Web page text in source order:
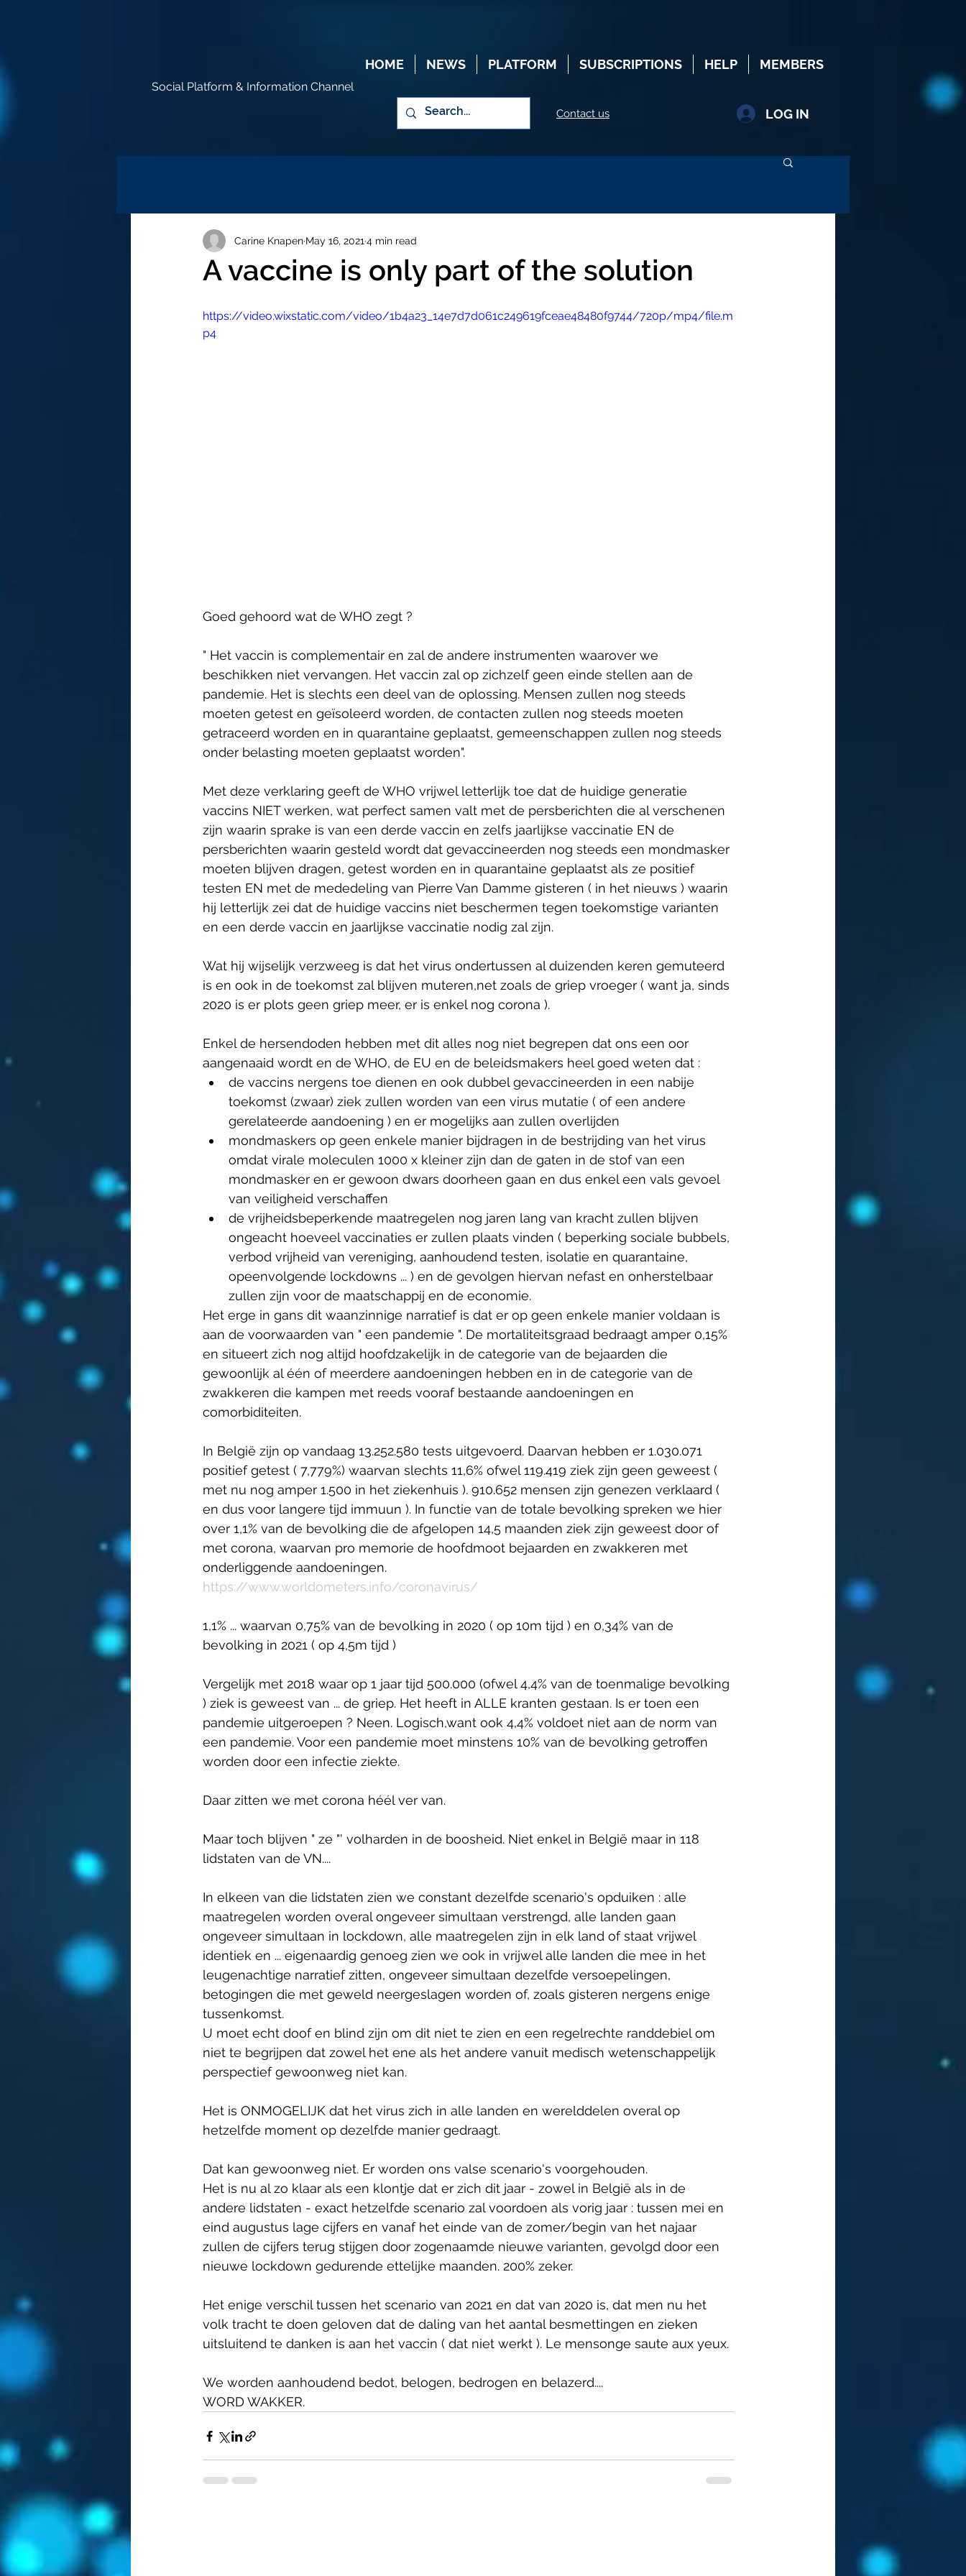
HOME NEWS PLATFORM SUBSCRIPTIONS HELP MEMBERS
Social Platform & Information Channel
Contact us LOG IN
A vaccine is only part of the solution
Carine Knapen May 16, 2021 4 min read
https://video.wixstatic.com/video/1b4a23_14e7d7d061c249619fceae48480f9744/720p/mp4/file.m
p4
Goed gehoord wat de WHO zegt ?
" Het vaccin is complementair en zal de andere instrumenten waarover we
beschikken niet vervangen. Het vaccin zal op zichzelf geen einde stellen aan de
pandemie. Het is slechts een deel van de oplossing. Mensen zullen nog steeds
moeten getest en geïsoleerd worden, de contacten zullen nog steeds moeten
getraceerd worden en in quarantaine geplaatst, gemeenschappen zullen nog steeds
onder belasting moeten geplaatst worden".
Met deze verklaring geeft de WHO vrijwel letterlijk toe dat de huidige generatie
vaccins NIET werken, wat perfect samen valt met de persberichten die al verschenen
zijn waarin sprake is van een derde vaccin en zelfs jaarlijkse vaccinatie EN de
persberichten waarin gesteld wordt dat gevaccineerden nog steeds een mondmasker
moeten blijven dragen, getest worden en in quarantaine geplaatst als ze positief
testen EN met de mededeling van Pierre Van Damme gisteren ( in het nieuws ) waarin
hij letterlijk zei dat de huidige vaccins niet beschermen tegen toekomstige varianten
en een derde vaccin en jaarlijkse vaccinatie nodig zal zijn.
Wat hij wijselijk verzweeg is dat het virus ondertussen al duizenden keren gemuteerd
is en ook in de toekomst zal blijven muteren,net zoals de griep vroeger ( want ja, sinds
2020 is er plots geen griep meer, er is enkel nog corona ).
Enkel de hersendoden hebben met dit alles nog niet begrepen dat ons een oor
aangenaaid wordt en de WHO, de EU en de beleidsmakers heel goed weten dat :
de vaccins nergens toe dienen en ook dubbel gevaccineerden in een nabije
toekomst (zwaar) ziek zullen worden van een virus mutatie ( of een andere
gerelateerde aandoening ) en er mogelijks aan zullen overlijden
mondmaskers op geen enkele manier bijdragen in de bestrijding van het virus
omdat virale moleculen 1000 x kleiner zijn dan de gaten in de stof van een
mondmasker en er gewoon dwars doorheen gaan en dus enkel een vals gevoel
van veiligheid verschaffen
de vrijheidsbeperkende maatregelen nog jaren lang van kracht zullen blijven
ongeacht hoeveel vaccinaties er zullen plaats vinden ( beperking sociale bubbels,
verbod vrijheid van vereniging, aanhoudend testen, isolatie en quarantaine,
opeenvolgende lockdowns ... ) en de gevolgen hiervan nefast en onherstelbaar
zullen zijn voor de maatschappij en de economie.
Het erge in gans dit waanzinnige narratief is dat er op geen enkele manier voldaan is
aan de voorwaarden van " een pandemie ". De mortaliteitsgraad bedraagt amper 0,15%
en situeert zich nog altijd hoofdzakelijk in de categorie van de bejaarden die
gewoonlijk al één of meerdere aandoeningen hebben en in de categorie van de
zwakkeren die kampen met reeds vooraf bestaande aandoeningen en
comorbiditeiten.
In België zijn op vandaag 13.252.580 tests uitgevoerd. Daarvan hebben er 1.030.071
positief getest ( 7,779%) waarvan slechts 11,6% ofwel 119.419 ziek zijn geen geweest (
met nu nog amper 1.500 in het ziekenhuis ). 910.652 mensen zijn genezen verklaard (
en dus voor langere tijd immuun ). In functie van de totale bevolking spreken we hier
over 1,1% van de bevolking die de afgelopen 14,5 maanden ziek zijn geweest door of
met corona, waarvan pro memorie de hoofdmoot bejaarden en zwakkeren met
onderliggende aandoeningen.
https://www.worldometers.info/coronavirus/
1,1% ... waarvan 0,75% van de bevolking in 2020 ( op 10m tijd ) en 0,34% van de
bevolking in 2021 ( op 4,5m tijd )
Vergelijk met 2018 waar op 1 jaar tijd 500.000 (ofwel 4,4% van de toenmalige bevolking
) ziek is geweest van ... de griep. Het heeft in ALLE kranten gestaan. Is er toen een
pandemie uitgeroepen ? Neen. Logisch,want ook 4,4% voldoet niet aan de norm van
een pandemie. Voor een pandemie moet minstens 10% van de bevolking getroffen
worden door een infectie ziekte.
Daar zitten we met corona héél ver van.
Maar toch blijven " ze "' volharden in de boosheid. Niet enkel in België maar in 118
lidstaten van de VN....
In elkeen van die lidstaten zien we constant dezelfde scenario's opduiken : alle
maatregelen worden overal ongeveer simultaan verstrengd, alle landen gaan
ongeveer simultaan in lockdown, alle maatregelen zijn in elk land of staat vrijwel
identiek en ... eigenaardig genoeg zien we ook in vrijwel alle landen die mee in het
leugenachtige narratief zitten, ongeveer simultaan dezelfde versoepelingen,
betogingen die met geweld neergeslagen worden of, zoals gisteren nergens enige
tussenkomst.
U moet echt doof en blind zijn om dit niet te zien en een regelrechte randdebiel om
niet te begrijpen dat zowel het ene als het andere vanuit medisch wetenschappelijk
perspectief gewoonweg niet kan.
Het is ONMOGELIJK dat het virus zich in alle landen en werelddelen overal op
hetzelfde moment op dezelfde manier gedraagt.
Dat kan gewoonweg niet. Er worden ons valse scenario's voorgehouden.
Het is nu al zo klaar als een klontje dat er zich dit jaar - zowel in België als in de
andere lidstaten - exact hetzelfde scenario zal voordoen als vorig jaar : tussen mei en
eind augustus lage cijfers en vanaf het einde van de zomer/begin van het najaar
zullen de cijfers terug stijgen door zogenaamde nieuwe varianten, gevolgd door een
nieuwe lockdown gedurende ettelijke maanden. 200% zeker.
Het enige verschil tussen het scenario van 2021 en dat van 2020 is, dat men nu het
volk tracht te doen geloven dat de daling van het aantal besmettingen en zieken
uitsluitend te danken is aan het vaccin ( dat niet werkt ). Le mensonge saute aux yeux.
We worden aanhoudend bedot, belogen, bedrogen en belazerd....
WORD WAKKER.